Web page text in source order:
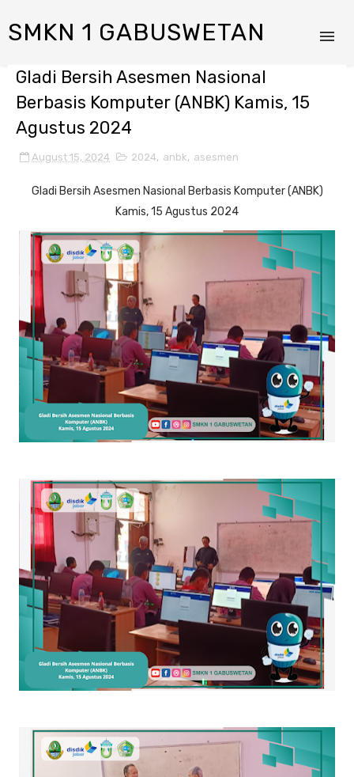
SMKN 1 GABUSWETAN
Gladi Bersih Asesmen Nasional
Berbasis Komputer (ANBK) Kamis, 15
Agustus 2024
August 15, 2024 2024, anbk, asesmen
Gladi Bersih Asesmen Nasional Berbasis Komputer (ANBK)
Kamis, 15 Agustus 2024